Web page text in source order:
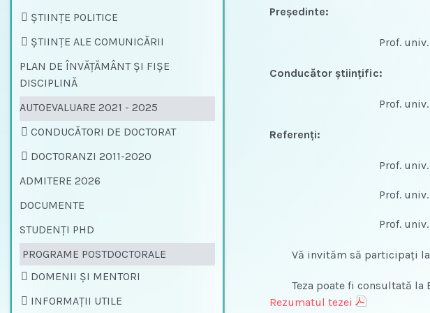
Preşedinte:
Prof.
Conducător ştiinţific:
Prof.
Referenţi:
Prof.
Prof.
Prof.
Vă invităm să participaţi la
Teza poate fi consultată la
Rezumatul tezei
ŞTIINŢE POLITICE
ŞTIINŢE ALE COMUNICĂRII
PLAN DE ÎNVĂȚĂMÂNT ŞI FIŞE
DISCIPLINĂ
AUTOEVALUARE 2021 - 2025
CONDUCĂTORI DE DOCTORAT
DOCTORANZI 2011-2020
ADMITERE 2026
DOCUMENTE
STUDENŢI PHD
PROGRAME POSTDOCTORALE
DOMENII ȘI MENTORI
INFORMAȚII UTILE